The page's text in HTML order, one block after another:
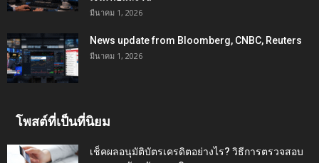
มีนาคม 1, 2026
News update from Bloomberg, CNBC, Reuters
มีนาคม 1, 2026
โพสต์ที่เป็นที่นิยม
เช็คผลอนุมัติบัตรเครดิตอย่างไร? วิธีการตรวจสอบ